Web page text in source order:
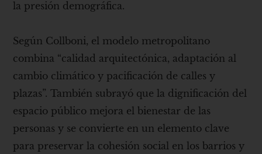
la presión demográfica.
Según Collboni, el modelo metropolitano
combina “calidad arquitectónica, adaptación al
cambio climático y pacificación de calles y
plazas”. También subrayó que la dignificación del
espacio público mejora el bienestar de las
personas y se convierte en un elemento clave
para preservar la cohesión social en los barrios y